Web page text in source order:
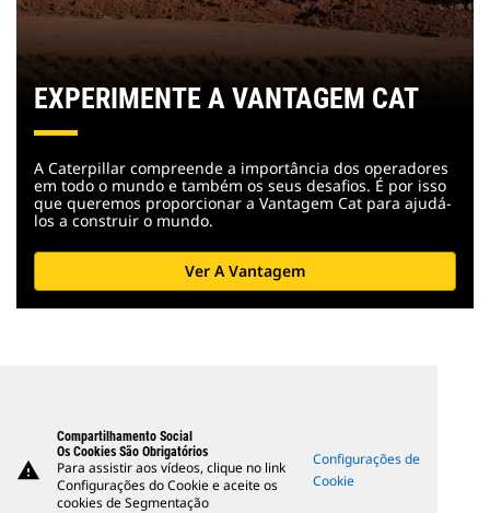
EXPERIMENTE A VANTAGEM CAT
A Caterpillar compreende a importância dos operadores
em todo o mundo e também os seus desafios. É por isso
que queremos proporcionar a Vantagem Cat para ajudá-
los a construir o mundo.
Ver A Vantagem
warning
Compartilhamento Social
Os Cookies São Obrigatórios
Para assistir aos vídeos, clique no link
Configurações do Cookie e aceite os
cookies de Segmentação
Configurações de
Cookie